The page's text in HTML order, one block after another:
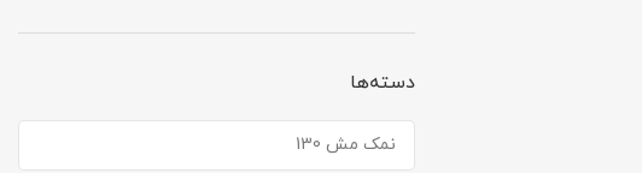
دسته‌ها